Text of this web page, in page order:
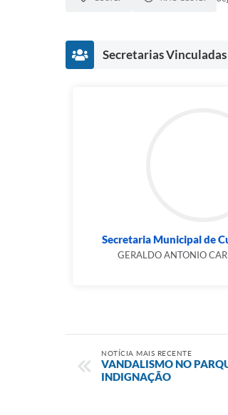
Secretarias Vinculadas
Secretaria Municipal de
GERALDO ANTONIO
NOTÍCIA MAIS RECENTE
VANDALISMO NO
INDIGNAÇÃO